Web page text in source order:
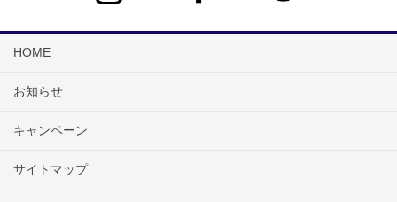
HOME
お知らせ
キャンペーン
サイトマップ